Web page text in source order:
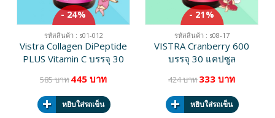
- 24%
รหัสสินค้า : s01-012
Vistra Collagen DiPeptide
PLUS Vitamin C บรรจุ 30
585 บาท445 บาท
หยิบใส่รถเข็น
- 21%
รหัสสินค้า : s08-17
VISTRA Cranberry 600
บรรจุ 30 แคปซูล
424 บาท333 บาท
หยิบใส่รถเข็น